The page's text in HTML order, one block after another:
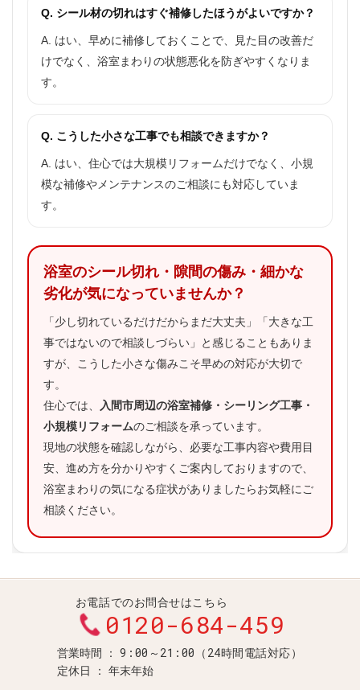
Q. シール材の切れはすぐ補修したほうがよいですか？
A. はい、早めに補修しておくことで、見た目の改善だ
けでなく、浴室まわりの状態悪化を防ぎやすくなりま
す。
Q. こうした小さな工事でも相談できますか？
A. はい、住心では大規模リフォームだけでなく、小規
模な補修やメンテナンスのご相談にも対応していま
す。
浴室のシール切れ・隙間の傷み・細かな
劣化が気になっていませんか？
「少し切れているだけだからまだ大丈夫」「大きな工
事ではないので相談しづらい」と感じることもありま
すが、こうした小さな傷みこそ早めの対応が大切で
す。
住心では、
入間市周辺の浴室補修・シーリング工事・
小規模リフォームのご相談を承っています。
現地の状態を確認しながら、必要な工事内容や費用目
安、進め方を分かりやすくご案内しておりますので、
浴室まわりの気になる症状がありましたらお気軽にご
相談ください。
お電話でのお問合せはこちら
0120-684-459
営業時間 9:00～21:00（24時間電話対応）
定休日 年末年始